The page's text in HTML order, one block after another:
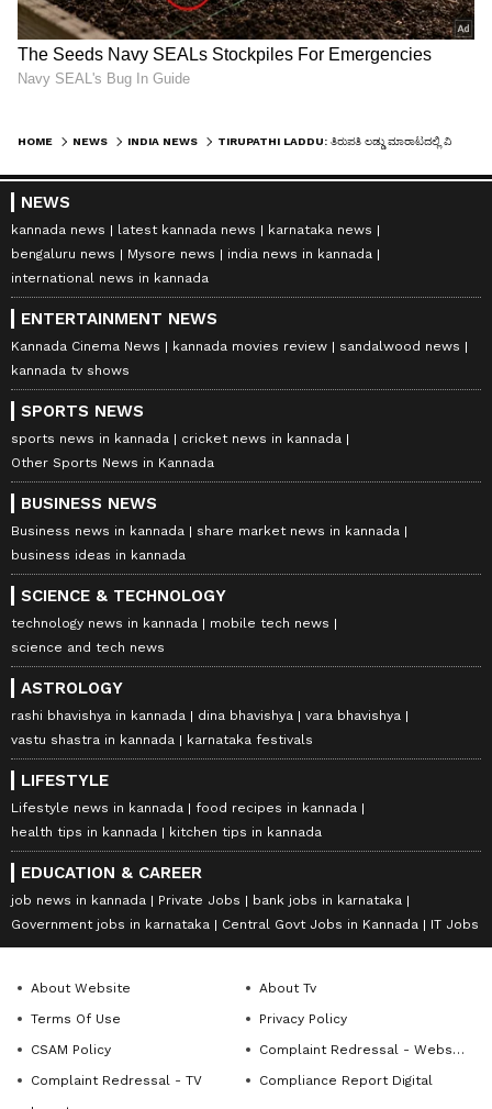
HOME NEWS INDIA NEWS
NEWS
kannada news latest kannada news
karnataka news
bengaluru news
Mysore news
india news in kannada
international news in kannada
ENTERTAINMENT NEWS
Kannada Cinema News kannada movies review
sandalwood news
kannada tv shows
SPORTS NEWS
sports news in kannada
cricket news in kannada
Other Sports News in Kannada
BUSINESS NEWS
Business news in kannada
share market news in kannada
business ideas in kannada
SCIENCE & TECHNOLOGY
technology news in kannada
mobile tech news
science and tech news
ASTROLOGY
rashi bhavishya in kannada dina bhavishya
vara bhavishya
vastu shastra in kannada
karnataka festivals
LIFESTYLE
Lifestyle news in kannada
food recipes in kannada
health tips in kannada
kitchen tips in kannada
EDUCATION & CAREER
job news in kannada Private Jobs
bank jobs in karnataka
Government jobs in karnataka
Central Govt Jobs in Kannada IT Jobs
About Website
About Tv
Terms Of Use
Privacy Policy
CSAM Policy
Complaint Redressal - Website
Complaint Redressal - TV
Compliance Report Digital